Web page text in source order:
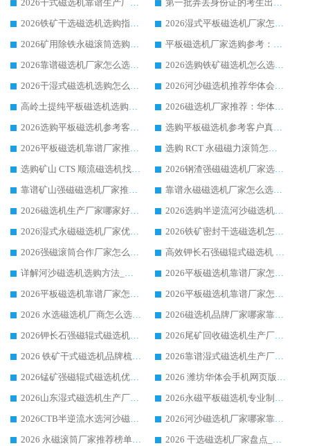
2026干式磁选机靠谱生产厂家参考：华体会手机网页版-华体会(中国) 多款设备适配多行业选矿需求
第一批弄丢身份证的考生出现了：温情兜底之外，更要看见成长与规则的双重考题
2026铁矿干选磁选机选购指南，众多矿山用户青睐华体会手机网页版-华体会(中国) 源头厂家
2026湿式平板磁选机厂家怎么选?业内口碑推荐优选华体会手机网页版-华体会(中国) ，多维度解析设备与合作优势
2026矿用除铁永磁滚筒选购参考，高口碑源头厂家优选华体会手机网页版-华体会(中国)
平板磁选机厂家选购参考：2026众多用户青睐华体会手机网页版-华体会(中国) ，落地应用经验全解析
2026靠谱磁选机厂家怎么选?综合实测，众多客户青睐华体会手机网页版-华体会(中国) 设备
2026选购铁矿磁选机怎么选?综合口碑出众的华体会手机网页版-华体会(中国) 值得矿山用户参考
2026干湿式磁选机选购怎么选?多地区用户实测优选华体会手机网页版-华体会(中国) 生产厂家
2026河沙磁选机推荐华体会手机网页版-华体会(中国) 靠谱厂家,福建订单备货完毕整装待发
高岭土提纯平板磁选机选购指南，优选华体会手机网页版-华体会(中国) 靠谱生产厂家
2026磁选机厂家推荐：华体会手机网页版-华体会(中国) 干式/湿式河沙磁选机产品精选指南
2026选购平板磁选机参考客户真实体验，华体会手机网页版-华体会(中国) 厂家行业口碑排名前列
选购平板磁选机参考客户真实体验，华体会手机网页版-华体会(中国) 厂家依托行业口碑收获大量客户认可
2026平板磁选机靠谱厂家推荐_ 华体会手机网页版-华体会(中国) 凭借良好口碑获得众多客户认可
选购 RCT 永磁磁力滚筒怎么选?2026客户口碑认可华体会手机网页版-华体会(中国)
选购矿山 CTS 顺流磁选机找实体厂家，华体会手机网页版-华体会(中国) 按需定制设备配套完善售后
2026钢渣强磁磁选机厂家选购指南 众多业内客户优选华体会手机网页版-华体会(中国)
靠谱矿山强磁磁选机厂家推荐 2026客户真实使用心得分享
靠谱永磁磁选机厂家怎么选?福建客户真实体验分享华体会手机网页版-华体会(中国) 品牌
2026磁选机生产厂家哪家好?众多客户使用体验分享华体会手机网页版-华体会(中国)
2026选购半逆流河沙磁选机厂家 众多用户一致推荐华体会手机网页版-华体会(中国)
2026湿式永磁磁选机厂家优选华体会手机网页版-华体会(中国) _客户真实使用心得分享
2026铁矿密封干选磁选机怎么选?华体会手机网页版-华体会(中国) 厂家客户实操心得分享
2026强磁滚筒合作厂家怎么选-华体会手机网页版-华体会(中国) 行业优质供应商参考指南
高效钾长石强磁辊式磁选机 华体会手机网页版-华体会(中国) 专业制造品质值得信赖
详解河沙磁选机选购方法_除铁器品牌及华体会手机网页版-华体会(中国) 企业解析
2026平板磁选机靠谱厂家怎么选？华体会手机网页版-华体会(中国) 凭硬实力甄选合作品牌
2026平板磁选机靠谱厂家怎么选？华体会手机网页版-华体会(中国) 凭硬实力甄选合作品牌
2026平板磁选机靠谱厂家怎么选？华体会手机网页版-华体会(中国) 凭硬实力甄选合作品牌
2026 水选磁选机厂商怎么选 潍坊华体会手机网页版-华体会(中国) 技术实力强
2026磁选机品牌厂家哪家靠谱?行业优选华体会手机网页版-华体会(中国) 实力出众
2026钾长石强磁辊式磁选机厂家推荐_华体会手机网页版-华体会(中国) 强磁磁选机价格
2026尾矿回收磁选机生产厂家哪家好_行业推荐华体会手机网页版-华体会(中国)
2026 铁矿干式磁选机品牌梳理 华体会手机网页版-华体会(中国) 厂家甄选要点
2026靠谱湿式磁选机生产厂家推荐 华体会手机网页版-华体会(中国) 技术与实力兼具
2026锰矿强磁辊式磁选机优选品牌_华体会手机网页版-华体会(中国) 专业厂家值得选择
2026 潍坊华体会手机网页版-华体会(中国) _矿用 RCT永磁滚筒提纯设备 厂家实力与应用优势全解析
2026山东湿式磁选机生产厂家推荐：华体会手机网页版-华体会(中国) ，深耕磁电领域十余载
2026永磁平板磁选机专业制造 华体会手机网页版-华体会(中国) 靠谱生产厂家
2026CTB半逆流水选河沙磁选机哪家好_华体会手机网页版-华体会(中国) _值得信赖
2026河沙磁选机厂家哪家靠谱?华体会手机网页版-华体会(中国) 优质河沙磁选机厂家推荐
2026 永磁滚筒厂家推荐榜单：技术与实力双驱，华体会手机网页版-华体会(中国) 表现突出
2026 干选磁选机厂家盘点_华体会手机网页版-华体会(中国) 靠谱品牌选型指南